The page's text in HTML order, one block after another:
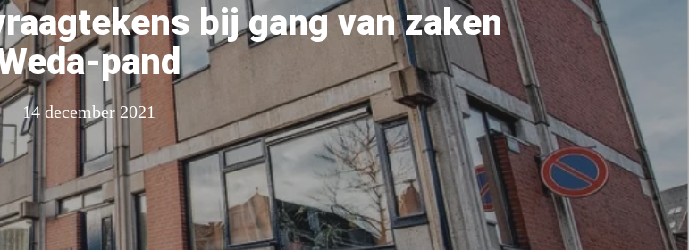
bij gang van zaken
pand
14 december 2021